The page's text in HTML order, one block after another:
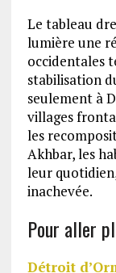
Le tableau
lumière une
occidentales
stabilisation
seulement à
villages
les
Akhbar, les
leur
inachevée.
Pour aller
Détroit